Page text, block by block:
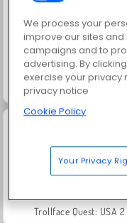
Grand Mahjong Connect
Trollface Quest: USA 2
We process your
improve our sites
campaigns and to
advertising. By
exercise your privacy
privacy notice
Cookie Policy
Your Privacy